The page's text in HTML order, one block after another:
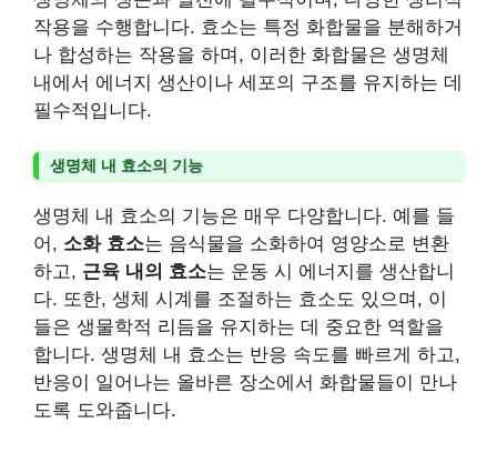
작용을 수행합니다. 효소는 특정 화합물을 분해하거
나 합성하는 작용을 하며, 이러한 화합물은 생명체
내에서 에너지 생산이나 세포의 구조를 유지하는 데
필수적입니다.
생명체 내 효소의 기능
생명체 내 효소의 기능은 매우 다양합니다. 예를 들
어, 소화 효소는 음식물을 소화하여 영양소로 변환
하고, 근육 내의 효소는 운동 시 에너지를 생산합니
다. 또한, 생체 시계를 조절하는 효소도 있으며, 이
들은 생물학적 리듬을 유지하는 데 중요한 역할을
합니다. 생명체 내 효소는 반응 속도를 빠르게 하고,
반응이 일어나는 올바른 장소에서 화합물들이 만나
도록 도와줍니다.